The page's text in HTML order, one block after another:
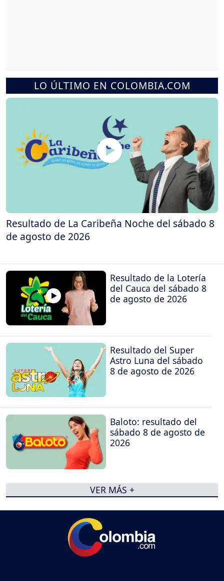
LO ÚLTIMO EN COLOMBIA.COM
Resultado de La Caribeña Noche del sábado 8
de agosto de 2026
Resultado de la Lotería
del Cauca del sábado 8
de agosto de 2026
Resultado del Super
Astro Luna del sábado
8 de agosto de 2026
Baloto: resultado del
sábado 8 de agosto de
2026
VER MÁS +